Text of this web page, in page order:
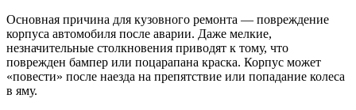
Основная причина для кузовного ремонта — повреждение
корпуса автомобиля после аварии. Даже мелкие,
незначительные столкновения приводят к тому, что
поврежден бампер или поцарапана краска. Корпус может
«повести» после наезда на препятствие или попадание колеса
в яму.